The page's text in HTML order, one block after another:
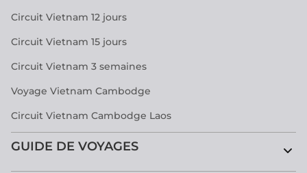
Circuit Vietnam 12 jours
Circuit Vietnam 15 jours
Circuit Vietnam 3 semaines
Voyage Vietnam Cambodge
Circuit Vietnam Cambodge Laos
GUIDE DE VOYAGES